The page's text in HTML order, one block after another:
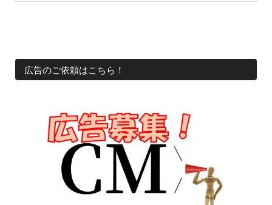
広告のご依頼はこちら！